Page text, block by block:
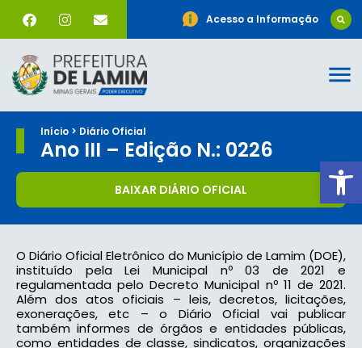
Acesso a Informação
Início > Diário Oficial
Ano III – Edição N.: 0226
BAIXAR DIÁRIO OFICIAL
O Diário Oficial Eletrônico do Município de Lamim (DOE),
instituído pela Lei Municipal nº 03 de 2021 e
regulamentada pelo Decreto Municipal nº 11 de 2021.
Além dos atos oficiais – leis, decretos, licitações,
exonerações, etc – o Diário Oficial vai publicar
também informes de órgãos e entidades públicas,
como entidades de classe, sindicatos, organizações